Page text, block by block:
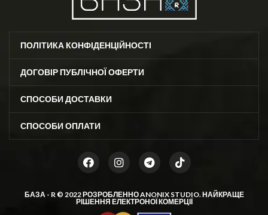
ПОЛІТИКА КОНФІДЕНЦІЙНОСТІ
ДОГОВІР ПУБЛІЧНОЇ ОФЕРТИ
СПОСОБИ ДОСТАВКИ
СПОСОБИ ОПЛАТИ
БАЗА - R © 2022 РОЗРОБЛЕННОANONIX STUDIO. НАЙКРАЩЕ
РІШЕННЯ ЕЛЕКТРОНОЇ КОМЕРЦІЇ